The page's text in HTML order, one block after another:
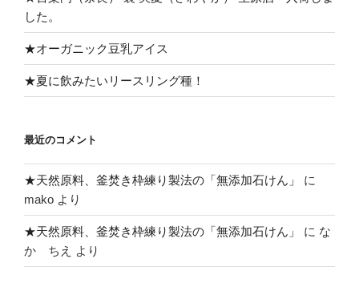
した。
★オーガニック豆乳アイス
★夏に飲みたいリースリング種！
最近のコメント
★天然原料、釜焚き枠練り製法の「無添加石けん」
に
mako より
★天然原料、釜焚き枠練り製法の「無添加石けん」 に な
か ちえ
より